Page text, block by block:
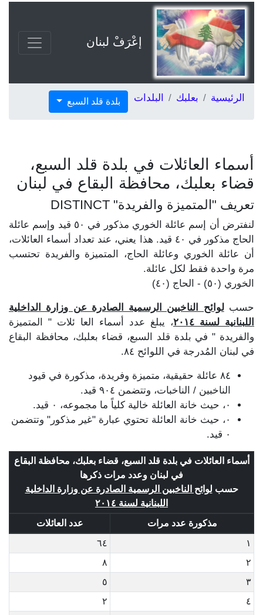
إعْرَفْ لبنان
الرئيسية بعلبك البلدات بلدة قلد السبع
أسماء العائلات في بلدة قلد السبع،
قضاء بعلبك، محافظة البقاع في لبنان
تعريف "المتميزة والفريدة" DISTINCT
لنفترض أن إسم عائلة الخوري مذكور في ٥٠ قيد وإسم عائلة
الحاج مذكور في ٤٠ قيد. هذا يعني، عند تعداد أسماء العائلات،
أن عائلة الخوري وعائلة الحاج، المتميزة والفريدة تحتسب
مرة واحدة فقط لكل عائلة.
الخوري (٥٠) - الحاج (٤٠)
حسبلوائح الناخبين الرسمية الصادرة عن وزارة الداخلية
اللبنانية لسنة ٢٠١٤
، يبلغ عدد أسماء العا ئلات " المتميزة
والفريدة " في بلدة قلد السبع، قضاء بعلبك، محافظة البقاع
في لبنان المُدرجة في اللوائح ٨٤.
٨٤ عائلة حقيقية، متميزة وفريدة، مذكورة في قيود
الناخبين / الناخبات، وتتضمن ٩٠٤ قيد.
٠، حيث خانة العائلة خالية كلياً ما مجموعه، ٠ قيد.
٠، حيث خانة العائلة تحتوي عبارة "غير مذكور" وتتضمن
٠ قيد.
أسماء العائلات في بلدة قلد السبع، قضاء بعلبك، محافظة البقاع
في لبنان وعدد مرات ذكرها
حسب لوائح الناخبين الرسمية الصادرة عن وزارة الداخلية
اللبنانية لسنة ٢٠١٤
مذكورة عدد مرات
عدد العائلات
١
٦٤
٢
٨
٣
٥
٤
٢